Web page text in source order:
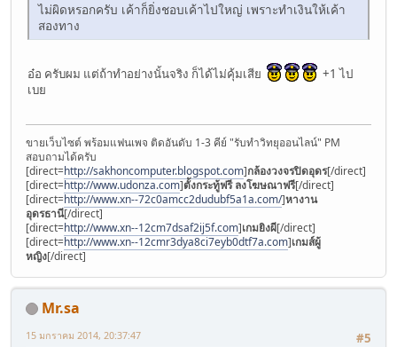
ไม่ผิดหรอกครับ เค้าก็ยิ่งชอบเค้าไปใหญ่ เพราะทำเงินให้เค้า
สองทาง
อ๋อ ครับผม แต่ถ้าทำอย่างนั้นจริง ก็ได้ไม่คุ้มเสีย
+1 ไป
เบย
ขายเว็บไซต์ พร้อมแฟนเพจ ติดอันดับ 1-3 คีย์ "รับทำวิทยุออนไลน์" PM
สอบถามได้ครับ
[direct=http://sakhoncomputer.blogspot.com]กล้องวงจรปิดอุดร[/direct]
[direct=http://www.udonza.com]ตั้งกระทู้ฟรี ลงโฆษณาฟรี[/direct]
[direct=http://www.xn--72c0amcc2dudubf5a1a.com/]หางาน
อุดรธานี[/direct]
[direct=http://www.xn--12cm7dsaf2ij5f.com]เกมยิงผี[/direct]
[direct=http://www.xn--12cmr3dya8ci7eyb0dtf7a.com]เกมส์ผู้
หญิง[/direct]
Mr.sa
#5
15 มกราคม 2014, 20:37:47